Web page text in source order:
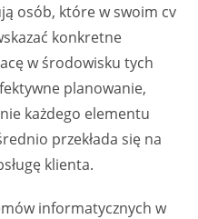
osób, które w swoim cv
konkretne
w środowisku tych
planowanie,
każdego elementu
przekłada się na
klienta.
informatycznych w